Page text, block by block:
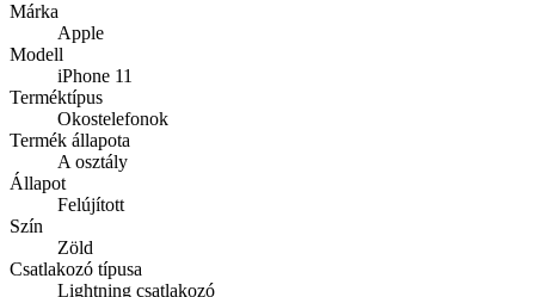
Márka
Apple
Modell
iPhone 11
Terméktípus
Okostelefonok
Termék állapota
A osztály
Állapot
Felújított
Szín
Zöld
Csatlakozó típusa
Lightning csatlakozó